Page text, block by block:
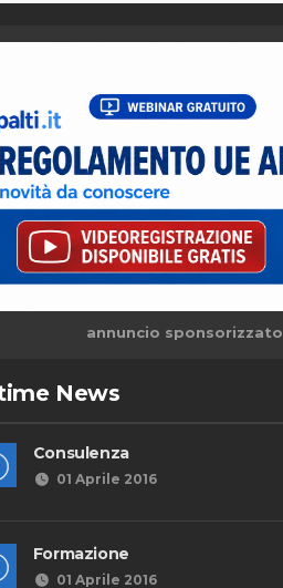
annuncio sponsorizzato
News
Consulenza
01 Aprile 2016
Formazione
01 Aprile 2016